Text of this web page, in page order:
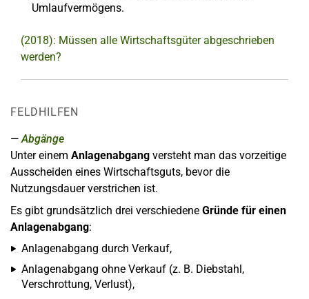
Umlaufvermögens.
(2018): Müssen alle Wirtschaftsgüter abgeschrieben
werden?
FELDHILFEN
Abgänge
Unter einem Anlagenabgang versteht man das vorzeitige
Ausscheiden eines Wirtschaftsguts, bevor die
Nutzungsdauer verstrichen ist.
Es gibt grundsätzlich drei verschiedene Gründe für einen
Anlagenabgang:
Anlagenabgang durch Verkauf,
Anlagenabgang ohne Verkauf (z. B. Diebstahl,
Verschrottung, Verlust),